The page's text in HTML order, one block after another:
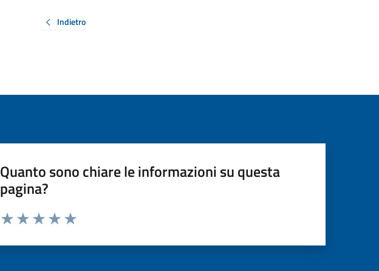
Indietro
Quanto sono chiare le informazioni su questa
pagina?
Valuta da 1 a 5 stelle la pagina